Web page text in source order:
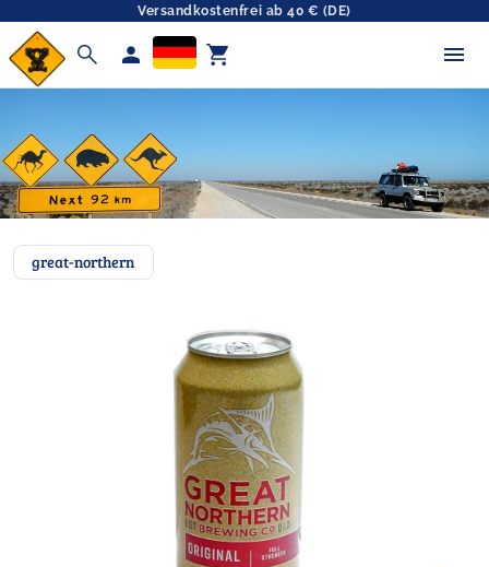
Versandkostenfrei ab 40 € (DE)
search person shopping_cart
great-northern